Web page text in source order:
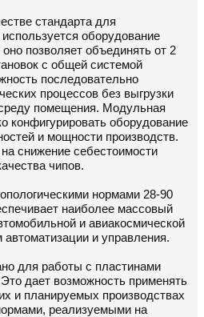
стандарта для
оборудование
оно позволяет объединять от 2
с общей системой
последовательно
процессов без выгрузки
помещения. Модульная
конфигурировать оборудование
и мощности производств.
снижение себестоимости
чипов.
нормами 28-90
наиболее массовый
и авиакосмической
и управления.
для работы с пластинами
дает возможность применять
и планируемых производствах
реализуемыми на